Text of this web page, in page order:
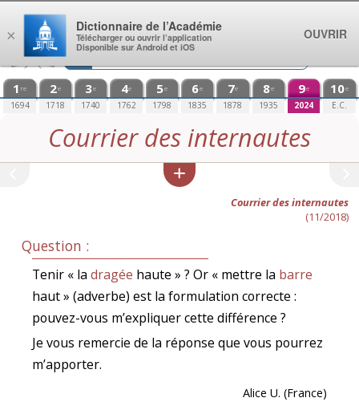
Aller au contenu
1 re
1694
2e
1718
3e
1740
4e
1762
5e
1798
6e
1835
7e
1878
8e
1935
9e
2024
10e
E.C.
Courrier des internautes
Courrier des internautes
(11/2018)
Question :
Tenir « la dragée haute » ? Or « mettre la barre
haut » (adverbe) est la formulation correcte :
pouvez-vous m’expliquer cette différence ?
Je vous remercie de la réponse que vous pourrez
m’apporter.
Alice U. (France)
×
Dictionnaire de l’Académie
Télécharger ou ouvrir l’application
Disponible sur Android et iOS
OUVRIR